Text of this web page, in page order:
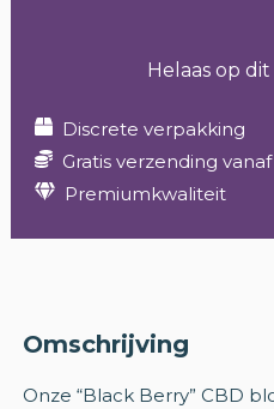
Helaas op
Discrete verpakking
Gratis verzending
Premiumkwaliteit
Omschrijving
Onze “Black Berry” CBD